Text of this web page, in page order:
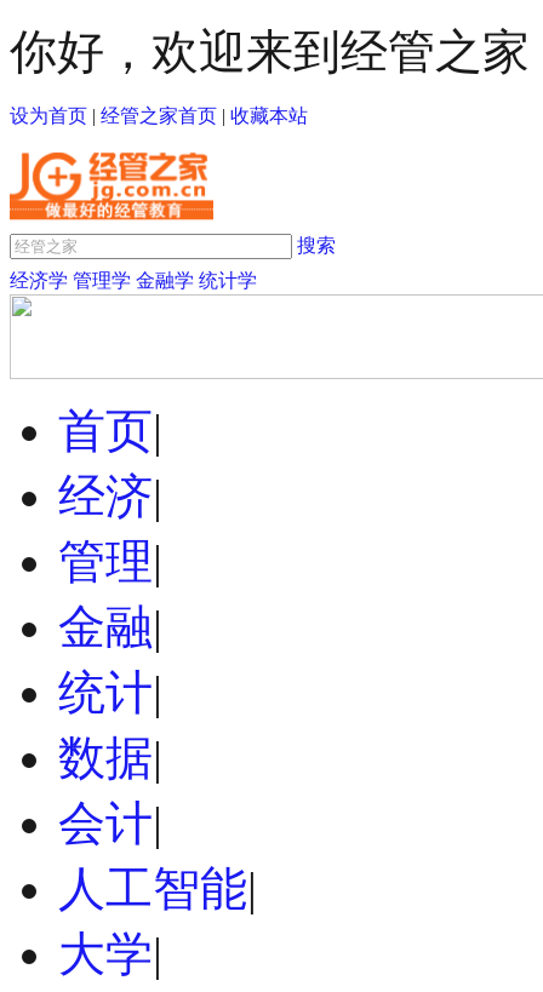
你好，欢迎来到经管之家
设为首页 | 经管之家首页 | 收藏本站
搜索
经济学 管理学 金融学 统计学
首页|
经济|
管理|
金融|
统计|
数据|
会计|
人工智能|
大学|